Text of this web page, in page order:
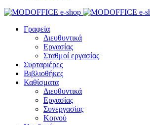
Γραφεία
Διευθυντικά
Εργασίας
Σταθμοί εργασίας
Συρταριέρες
Βιβλιοθήκες
Καθίσματα
Διευθυντικά
Εργασίας
Συνεργασίας
Κοινού